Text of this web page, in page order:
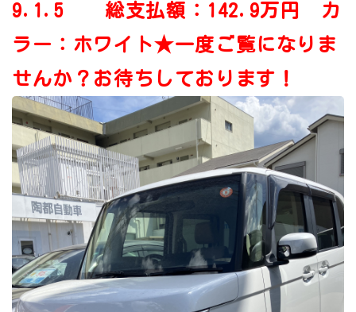
9.1.5 総支払額：142.9万円 カ
ラー：ホワイト★一度ご覧になりま
せんか？お待ちしております！